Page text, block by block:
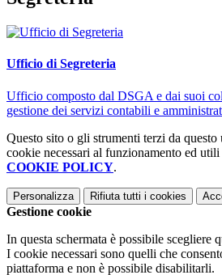
Ufficio di Segreteria
Ufficio composto dal DSGA e dai suoi
gestione dei servizi contabili e
Questo sito o gli strumenti terzi da
cookie necessari al funzionamento ed
COOKIE POLICY.
Personalizza Rifiuta tutti i cookies
Gestione cookie
In questa schermata è possibile scegliere
I cookie necessari sono quelli che
piattaforma e non è possibile disabilitarli.